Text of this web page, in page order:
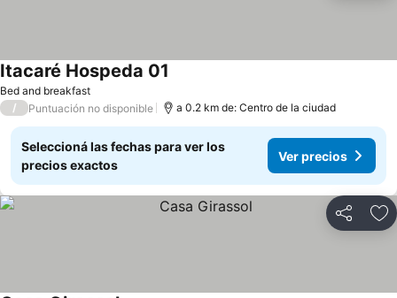
Bed and breakfast
Itacaré Hospeda 01
/ Puntuación no disponible a 0.2 km de: Centro de la ciudad
Seleccioná las fechas para ver los
precios exactos
Ver precios
Compartir